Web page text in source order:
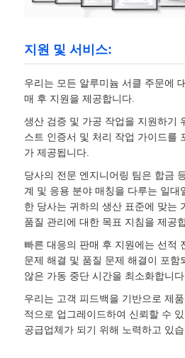
지원 및 서비스:
우리는 모든 알루미늄 서클 주문에
매 후 지원을 제공합니다.
생산 검증 및 가공 작업을 지원하기
스트 인증서 및 처리 작업 가이드를
가 제공됩니다.
당사의 전문 엔지니어링 팀은 합금
계 및 응용 분야 매칭을 다루는 일대
한 당사는 귀하의 생산 표준에 맞는
품질 관리에 대한 목표 지침을 제공
빠른 대응의 판매 후 지원에는 선적
문제 해결 및 품질 문제 해결이 포함
않은 가동 중단 시간을 최소화합니다.
우리는 고객 피드백을 기반으로 제
적으로 업그레이드하여 신뢰할 수
공급업체가 되기 위해 노력하고 있습